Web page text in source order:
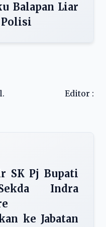
Balapan Liar
Official. Editor :
SK Pj Bupati
Indra
ke Jabatan